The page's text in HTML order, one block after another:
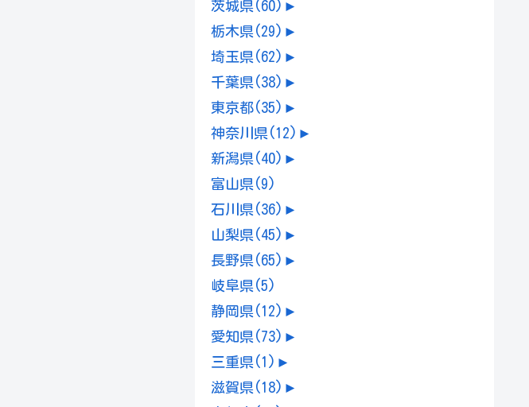
茨城県(60) ►
栃木県(29) ►
埼玉県(62) ►
千葉県(38) ►
東京都(35) ►
神奈川県(12) ►
新潟県(40) ►
富山県(9)
石川県(36) ►
山梨県(45) ►
長野県(65) ►
岐阜県(5)
静岡県(12) ►
愛知県(73) ►
三重県(1) ►
滋賀県(18) ►